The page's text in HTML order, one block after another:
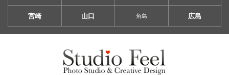
宮崎 山口 角島 広島